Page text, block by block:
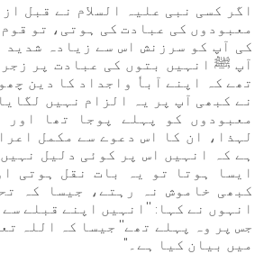
اگر کسی نبی علیہ السلام نے قبل
معبودوں کی عبادت کی ہوتی، تو
کی آپ کو سرزنش اس سے زیادہ شدید
آپ ﷺ انہیں بتوں کی عبادت پر
تھے کہ اپنے آباٗ واجداد کا دین
نے کبھی آپ پر یہ الزام نہیں
معبودوں کو پہلے پوجا تھا اور
لہذا، ان کا اس دعوے سے مکمل
ہے کہ انہیں اس پر کوئی دلیل
ایسا ہوتا تو یہ بات نقل ہوتی
کبھی خاموش نہ رہتے، جیسا کہ
انہوں نے کہا: ''انہیں اپنے قبلے
جس پر وہ پہلے تھے'' جیسا کہ اللہ
میں بیان کیا ہے۔"